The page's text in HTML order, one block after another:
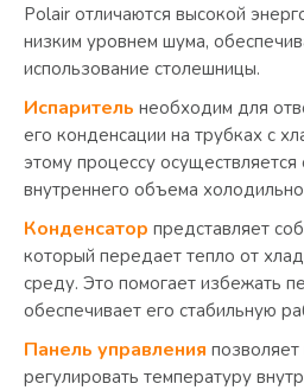
Polair отличаются высокой
низким уровнем шума,
использование столешницы.
Испаритель необходим для
его конденсации на трубках с
этому процессу
внутреннего объема
Конденсатор представляет
который передает тепло от
среду. Это помогает избежать
обеспечивает его стабильную
Панель управления
регулировать температуру